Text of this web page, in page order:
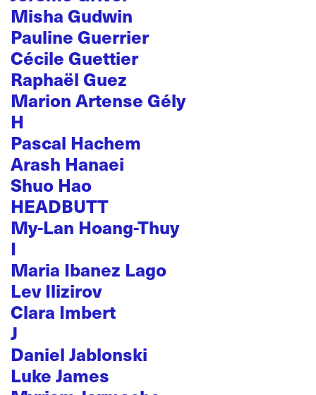
Misha Gudwin
Pauline Guerrier
Cécile Guettier
Raphaël Guez
Marion Artense Gély
H
Pascal Hachem
Arash Hanaei
Shuo Hao
HEADBUTT
My-Lan Hoang-Thuy
I
Maria Ibanez Lago
Lev Ilizirov
Clara Imbert
J
Daniel Jablonski
Luke James